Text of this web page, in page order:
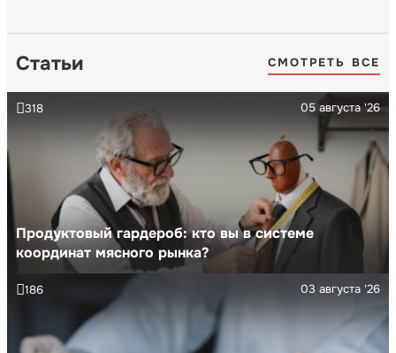
Статьи СМОТРЕТЬ ВСЕ
Продуктовый гардероб: кто вы в системе
координат мясного рынка?
05 августа '26
318
03 августа '26
186